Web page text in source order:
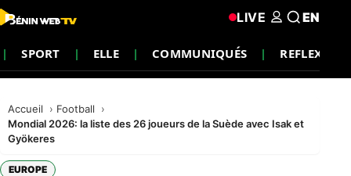
SPORT ELLE COMMUNIQUÉS REFLEXION
LIVE EN
Accueil
Football
Mondial 2026: la liste des 26 joueurs de la Suède avec Isak et
Gyökeres
EUROPE